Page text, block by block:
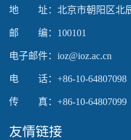
地 址：北京市朝阳区北辰
邮 编：100101
电子邮件：ioz@ioz.ac.cn
电 话：+86-10-64807098
传 真：+86-10-64807099
友情链接